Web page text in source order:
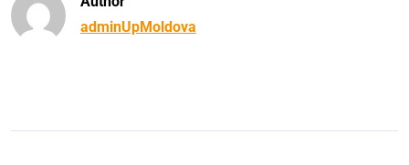
adminUpMoldova